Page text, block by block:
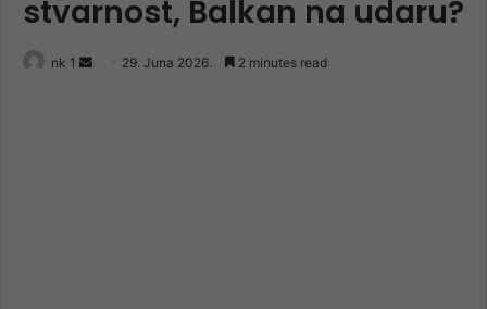
stvarnost, Balkan na udaru?
nk 1
Send 29. Juna 2026. 2 minutes read